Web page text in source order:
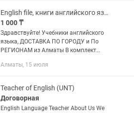
English file, книги английского языка
1 000 ₸
Здравствуйте! Учебники английского
языка, ДОСТАВКА ПО ГОРОДУ и По
РЕГИОНАМ из Алматы В комплект
--Workbook Комплект 2600 Students
Алматы, 15 июля
Teacher of English (UNT)
Договорная
English Language Teacher About Us We